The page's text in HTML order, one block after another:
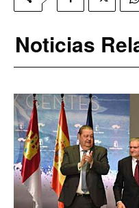
Noticias